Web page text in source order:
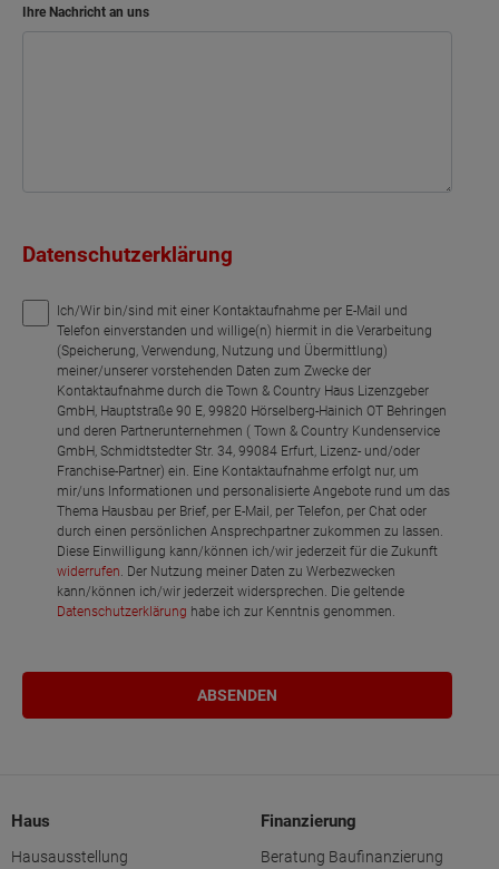
Bad
Schlafen
Wohnen
Küche
Schlafen
Netto-Raumfläche
Ihre Nachricht an uns
Datenschutzerklärung
Ich/Wir bin/sind mit einer Kontaktaufnahme per E-Mail und
Telefon einverstanden und willige(n) hiermit in die Verarbeitung
(Speicherung, Verwendung, Nutzung und Übermittlung)
meiner/unserer vorstehenden Daten zum Zwecke der
Kontaktaufnahme durch die Town & Country Haus Lizenzgeber
GmbH, Hauptstraße 90 E, 99820 Hörselberg-Hainich OT Behringen
und deren Partnerunternehmen ( Town & Country Kundenservice
GmbH, Schmidtstedter Str. 34, 99084 Erfurt, Lizenz- und/oder
Franchise-Partner) ein. Eine Kontaktaufnahme erfolgt nur, um
mir/uns Informationen und personalisierte Angebote rund um das
Thema Hausbau per Brief, per E-Mail, per Telefon, per Chat oder
durch einen persönlichen Ansprechpartner zukommen zu lassen.
Diese Einwilligung kann/können ich/wir jederzeit für die Zukunft
widerrufen. Der Nutzung meiner Daten zu Werbezwecken
kann/können ich/wir jederzeit widersprechen. Die geltende
Datenschutzerklärung habe ich zur Kenntnis genommen.
Haus
Hausausstellung
Finanzierung
Beratung Baufinanzierung